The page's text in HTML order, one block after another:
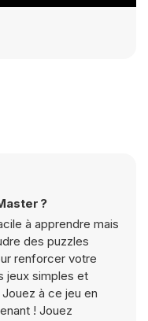
?
à apprendre mais
des puzzles
renforcer votre
jeux simples et
à ce jeu en
! Jouez